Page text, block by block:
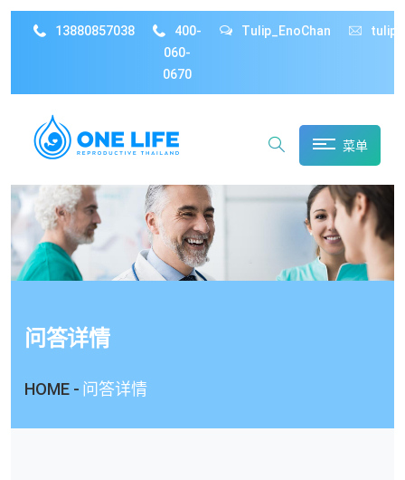
13880857038
400-
060-
0670
Tulip_EnoChan
菜单
问答详情
HOME - 问答详情